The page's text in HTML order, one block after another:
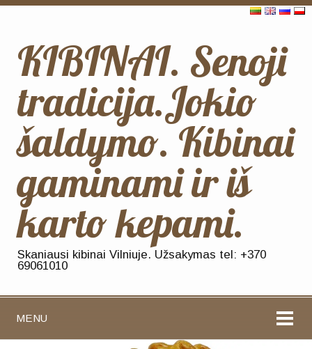
KIBINAI. Senoji
tradicija.Jokio
šaldymo. Kibinai
gaminami ir iš
karto kepami.
Skaniausi kibinai Vilniuje. Užsakymas tel: +370
69061010
MENU